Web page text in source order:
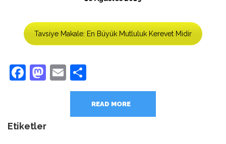
Tavsiye Makale: En Büyük Mutluluk Kerevet Midir
Facebook
Mastodon
Email
READ MORE
Etiketler